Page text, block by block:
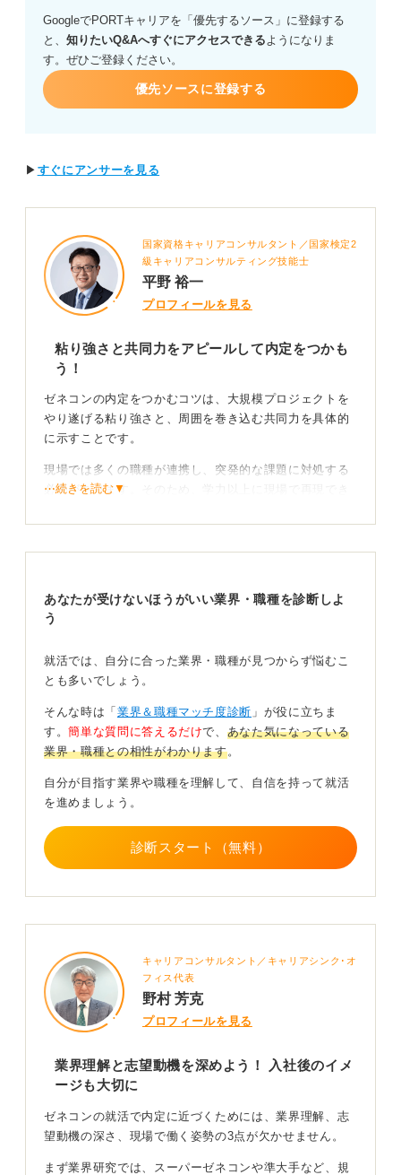
ための具体的なポイントについて教えていただきたいで
す。
GoogleでPORTキャリアを「優先するソース」に登録する
と、 知りたいQ&Aへすぐにアクセスできるようになりま
す。ぜひご登録ください。
優先ソースに登録する
▶ すぐにアンサーを見る
国家資格キャリアコンサルタント／国家検定2
級キャリアコンサルティング技能士
平野 裕一
プロフィールを見る
粘り強さと共同力をアピールして内定をつかも
う！
ゼネコンの内定をつかむコツは、大規模プロジェクトを
やり遂げる粘り強さと、周囲を巻き込む共同力を具体的
に示すことです。
現場では多くの職種が連携し、突発的な課題に対処する
必要があります。そのため、学力以上に現場で再現でき
困難を乗り越えた経験が現場にどう活きるかを伝え
面接では単に街づくりに興味があると伝えるだけでな
特に、困難を乗り越えた経験やチームで成果を出した経
業界理解を深め、現場を支える覚悟を論理的に伝えてく
ださい。
0
⋯続きを読む▼
あなたが受けないほうがいい業界・職種を診断しよ
う
就活では、自分に合った業界・職種が見つからず悩むこ
とも多いでしょう。
そんな時は「 業界＆職種マッチ度診断 」が役に立ちま
す。簡単な質問に答えるだけで、 あなた気になっている
業界・職種との相性がわかります。
自分が目指す業界や職種を理解して、自信を持って就活
を進めましょう。
診断スタート（無料）
キャリアコンサルタント／キャリアシンク･オ
フィス代表
野村 芳克
プロフィールを見る
業界理解と志望動機を深めよう！ 入社後のイメ
ージも大切に
ゼネコンの就活で内定に近づくためには、業界理解、志
望動機の深さ、現場で働く姿勢の3点が欠かせません。
まず業界研究では、スーパーゼネコンや準大手など、規